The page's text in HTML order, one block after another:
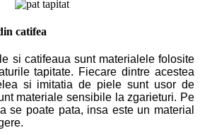
catifea
si catifeaua sunt materialele folosite
tapitate. Fiecare dintre acestea
si imitatia de piele sunt usor de
materiale sensibile la zgarieturi. Pe
se poate pata, insa este un material